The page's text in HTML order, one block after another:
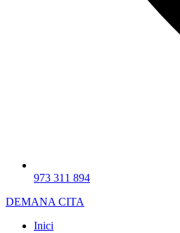
973 311 894
DEMANA CITA
Inici